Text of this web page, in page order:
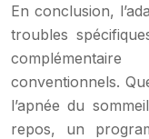
En conclusion,
troubles
conventionnels.
l’apnée du
repos, un